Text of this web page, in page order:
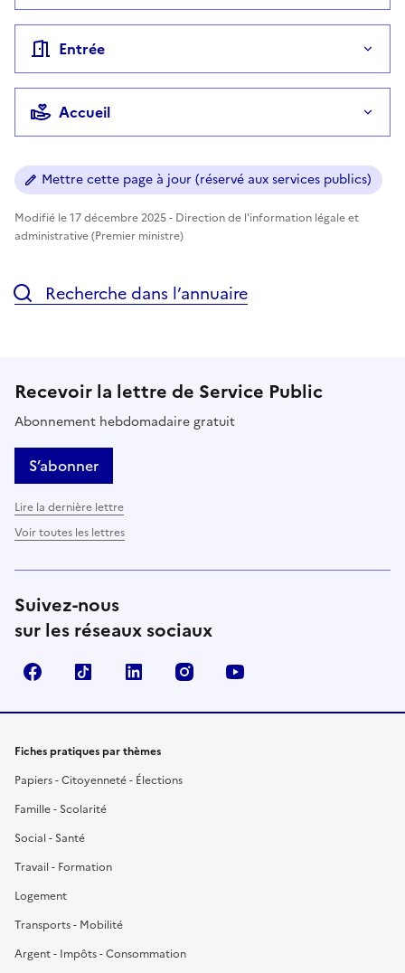
Entrée
Accueil
Mettre cette page à jour (réservé aux services publics)
Modifié le 17 décembre 2025 - Direction de l'information légale et
administrative (Premier ministre)
Recherche dans l’annuaire
Recevoir la lettre de Service Public
Abonnement hebdomadaire gratuit
S’abonner
Lire la dernière lettre
Voir toutes les lettres
Suivez-nous
sur les réseaux sociaux
FacebookTikTok LinkedIn Instagram
Fiches pratiques par thèmes
Papiers - Citoyenneté - Élections
Famille - Scolarité
Social - Santé
Travail - Formation
Logement
Transports - Mobilité
Argent - Impôts - Consommation